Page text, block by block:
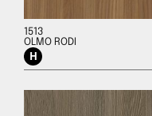
1513
OLMO RODI